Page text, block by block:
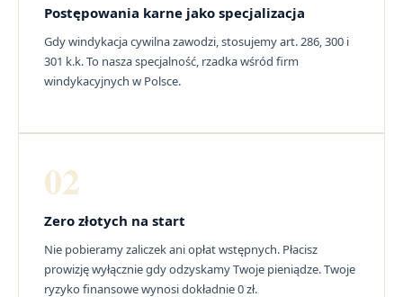
Postępowania karne jako specjalizacja
Gdy windykacja cywilna zawodzi, stosujemy art. 286, 300 i
301 k.k. To nasza specjalność, rzadka wśród firm
windykacyjnych w Polsce.
02
Zero złotych na start
Nie pobieramy zaliczek ani opłat wstępnych. Płacisz
prowizję wyłącznie gdy odzyskamy Twoje pieniądze. Twoje
ryzyko finansowe wynosi dokładnie 0 zł.